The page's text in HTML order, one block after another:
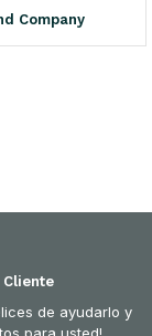
Company
de ayudarlo y
para usted!